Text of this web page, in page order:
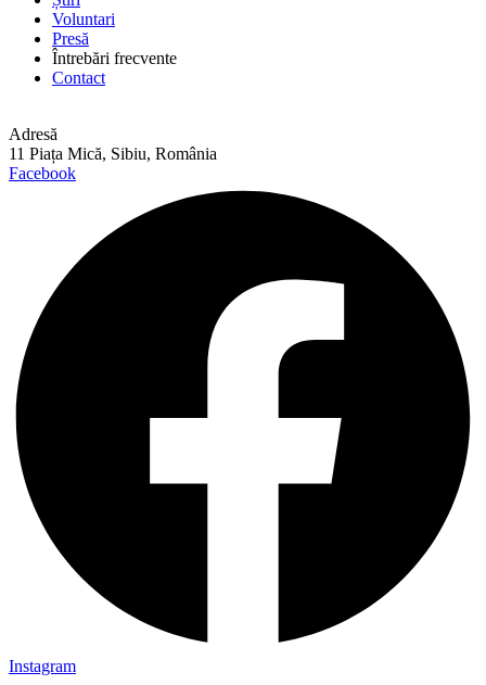
Voluntari
Presă
Întrebări frecvente
Contact
Adresă
11 Piața Mică, Sibiu, România
Facebook
Instagram